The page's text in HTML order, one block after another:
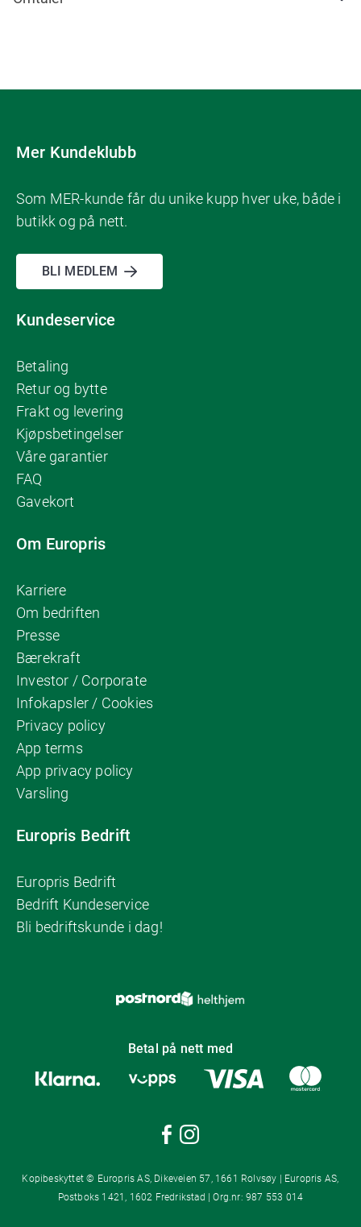
Mer Kundeklubb
Som MER-kunde får du unike kupp hver uke, både i
butikk og på nett.
BLI MEDLEM
Kundeservice
Betaling
Retur og bytte
Frakt og levering
Kjøpsbetingelser
Våre garantier
FAQ
Gavekort
Om Europris
Karriere
Om bedriften
Presse
Bærekraft
Investor / Corporate
Infokapsler / Cookies
Privacy policy
App terms
App privacy policy
Varsling
Europris Bedrift
Europris Bedrift
Bedrift Kundeservice
Bli bedriftskunde i dag!
Betal på nett med
Kopibeskyttet © Europris AS, Dikeveien 57, 1661 Rolvsøy | Europris AS,
Postboks 1421, 1602 Fredrikstad | Org.nr: 987 553 014